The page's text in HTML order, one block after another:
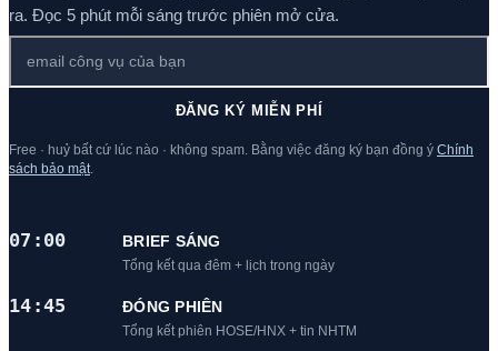
ra. Đọc 5 phút mỗi sáng trước phiên mở cửa.
ĐĂNG KÝ MIỄN PHÍ
Free · huỷ bất cứ lúc nào · không spam. Bằng việc đăng ký bạn đồng ý Chính
sách bảo mật
07:00 BRIEF SÁNG
Tổng kết qua đêm + lịch trong ngày
14:45 ĐÓNG PHIÊN
Tổng kết phiên HOSE/HNX + tin NHTM